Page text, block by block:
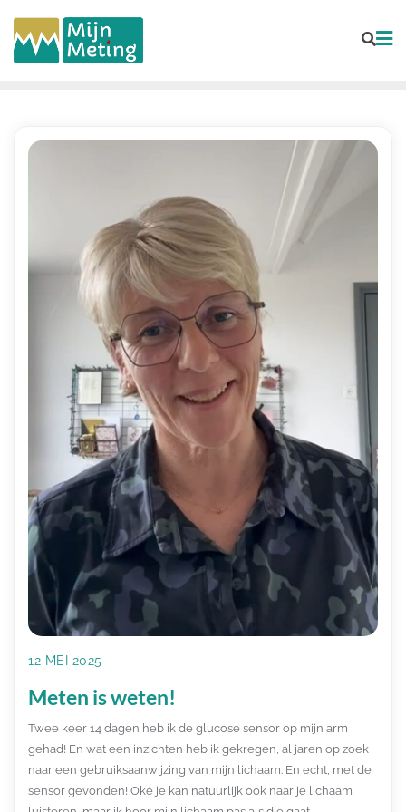
12 MEI 2025
Meten is weten!
Twee keer 14 dagen heb ik de glucose sensor op mijn arm
gehad! En wat een inzichten heb ik gekregen, al jaren op zoek
naar een gebruiksaanwijzing van mijn lichaam. En echt, met de
sensor gevonden! Oké je kan natuurlijk ook naar je lichaam